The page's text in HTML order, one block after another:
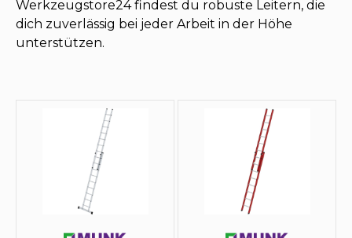
Werkzeugstore24 findest du robuste Leitern, die
dich zuverlässig bei jeder Arbeit in der Höhe
unterstützen.